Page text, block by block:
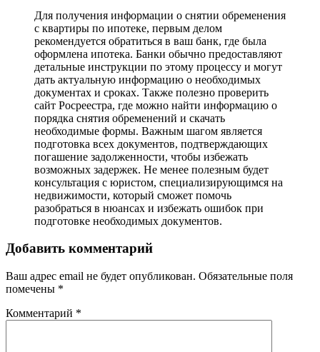
Для получения информации о снятии обременения
с квартиры по ипотеке, первым делом
рекомендуется обратиться в ваш банк, где была
оформлена ипотека. Банки обычно предоставляют
детальные инструкции по этому процессу и могут
дать актуальную информацию о необходимых
документах и сроках. Также полезно проверить
сайт Росреестра, где можно найти информацию о
порядка снятия обременений и скачать
необходимые формы. Важным шагом является
подготовка всех документов, подтверждающих
погашение задолженности, чтобы избежать
возможных задержек. Не менее полезным будет
консультация с юристом, специализирующимся на
недвижимости, который сможет помочь
разобраться в нюансах и избежать ошибок при
подготовке необходимых документов.
Добавить комментарий
Ваш адрес email не будет опубликован. Обязательные поля
помечены *
Комментарий *